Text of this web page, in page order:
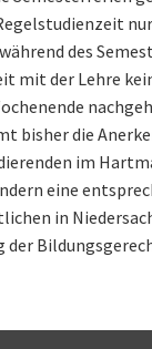
des
mit der Lehre
bisher die
im
eine
in
der